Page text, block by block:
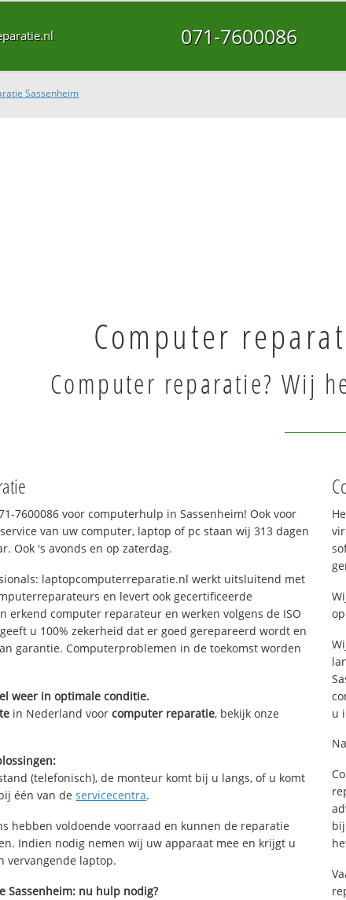
071-7600086
Sassenheim
Computer
Computer reparatie? Wij
7600086 voor computerhulp in Sassenheim! Ook voor
van uw computer, laptop of pc staan wij 313 dagen
Ook 's avonds en op zaterdag.
laptopcomputerreparatie.nl werkt uitsluitend met
en levert ook gecertificeerde
erkend computer reparateur en werken volgens de ISO
u 100% zekerheid dat er goed gerepareerd wordt en
garantie. Computerproblemen in de toekomst worden
weer in optimale conditie.
in Nederland voorcomputer reparatie, bekijk onze
(telefonisch), de monteur komt bij u langs, of u komt
één van deservicecentra.
hebben voldoende voorraad en kunnen de reparatie
Indien nodig nemen wij uw apparaat mee en krijgt u
vervangende laptop.
Sassenheim: nu hulp nodig?
u